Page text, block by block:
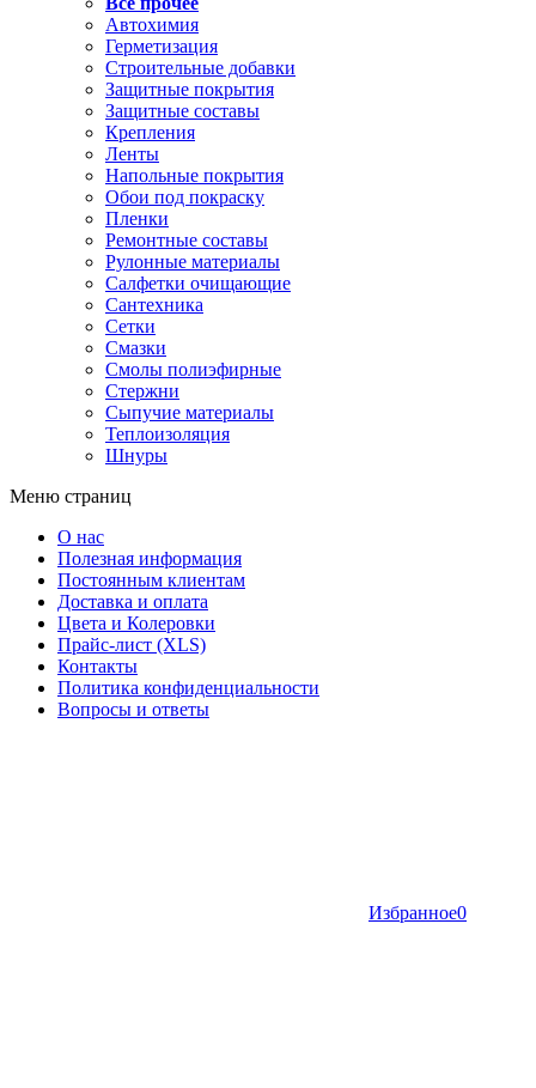
Автохимия
Герметизация
Строительные добавки
Защитные покрытия
Защитные составы
Крепления
Ленты
Напольные покрытия
Обои под покраску
Пленки
Ремонтные составы
Рулонные материалы
Салфетки очищающие
Сантехника
Сетки
Смазки
Смолы полиэфирные
Стержни
Сыпучие материалы
Теплоизоляция
Шнуры
Меню страниц
О нас
Полезная информация
Постоянным клиентам
Доставка и оплата
Цвета и Колеровки
Прайс-лист (XLS)
Контакты
Политика конфиденциальности
Вопросы и ответы
Избранное0